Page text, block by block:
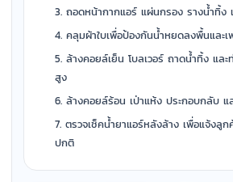
ถอดหน้ากากแอร์ แผ่นกรอง รางน้ำทิ้ง
คลุมผ้าใบเพื่อป้องกันน้ำหยดลงพื้นและเ
ล้างคอยล์เย็น โบลเวอร์ ถาดน้ำทิ้ง แล
สูง
ล้างคอยล์ร้อน เป่าแห้ง ประกอบกลับ แ
ตรวจเช็คน้ำยาแอร์หลังล้าง เพื่อแจ้งลู
ปกติ